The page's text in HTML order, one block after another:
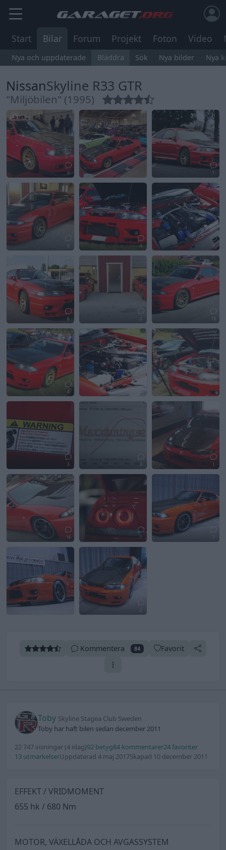
Start Bilar Forum Projekt Foton Video
Nya och uppdaterade Bläddra Sök Nya bilder Nya
NissanSkyline R33 GTR
"Miljöbilen" (1995)
3 1
6 4
6 2 16
4
3 3 1
16 1 7
2
Kommentera 84 Favorit
Toby Skyline Stagea Club Sweden
Toby har haft bilen sedan december 2011
22 747 visningar (4 idag)92 betyg84 kommentarer24 favoriter
13 utmärkelserUppdaterad 4 maj 2017Skapad 10 december 2011
EFFEKT / VRIDMOMENT
655 hk / 680 Nm
MOTOR, VÄXELLÅDA OCH AVGASSYSTEM